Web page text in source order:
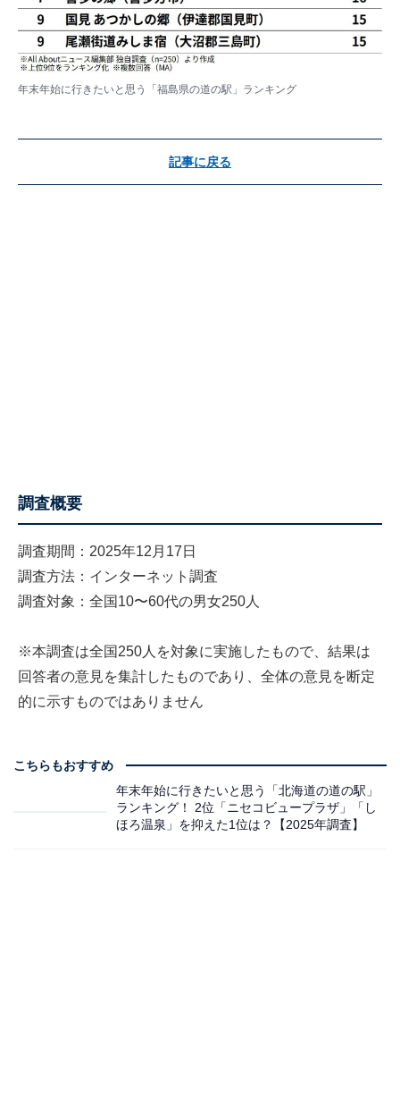
年末年始に行きたいと思う「福島県の道の駅」ランキング
記事に戻る
調査概要
調査期間：2025年12月17日
調査方法：インターネット調査
調査対象：全国10〜60代の男女250人
※本調査は全国250人を対象に実施したもので、結果は
回答者の意見を集計したものであり、全体の意見を断定
的に示すものではありません
こちらもおすすめ
年末年始に行きたいと思う「北海道の道の駅」
ランキング！ 2位「ニセコビュープラザ」「し
ほろ温泉」を抑えた1位は？【2025年調査】